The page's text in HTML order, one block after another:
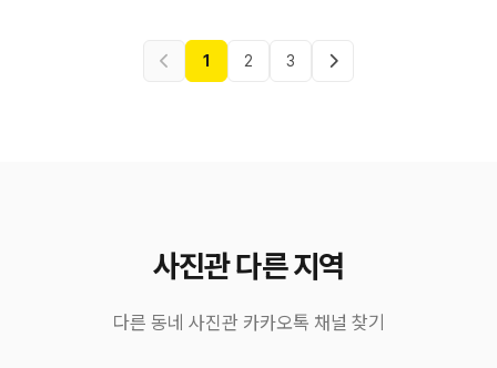
1 2 3
사진관 다른 지역
다른 동네 사진관 카카오톡 채널 찾기